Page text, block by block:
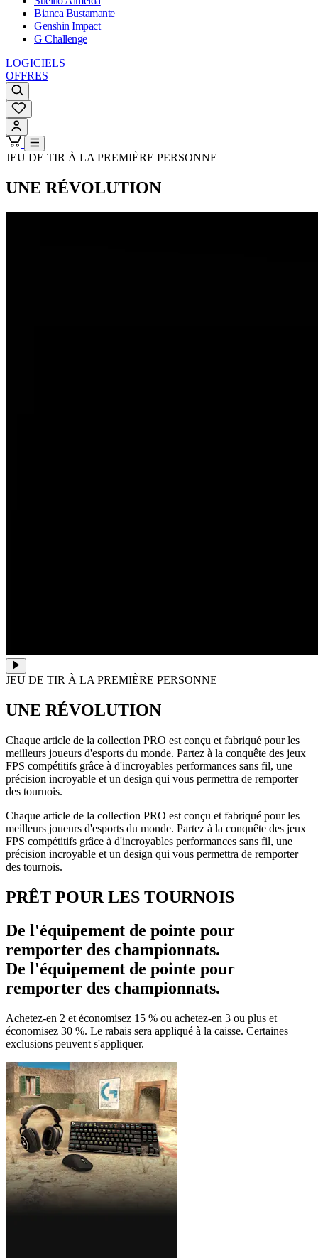
Bianca Bustamante
Genshin Impact
G Challenge
LOGICIELS
OFFRES
JEU DE TIR À LA PREMIÈRE PERSONNE
UNE RÉVOLUTION
JEU DE TIR À LA PREMIÈRE PERSONNE
UNE RÉVOLUTION
Chaque article de la collection PRO est conçu et fabriqué pour les
meilleurs joueurs d'esports du monde. Partez à la conquête des jeux
FPS compétitifs grâce à d'incroyables performances sans fil, une
précision incroyable et un design qui vous permettra de remporter
des tournois.
Chaque article de la collection PRO est conçu et fabriqué pour les
meilleurs joueurs d'esports du monde. Partez à la conquête des jeux
FPS compétitifs grâce à d'incroyables performances sans fil, une
précision incroyable et un design qui vous permettra de remporter
des tournois.
PRÊT POUR LES TOURNOIS
De l'équipement de pointe pour
remporter des championnats.
De l'équipement de pointe pour
remporter des championnats.
Achetez-en 2 et économisez 15 % ou achetez-en 3 ou plus et
économisez 30 %. Le rabais sera appliqué à la caisse. Certaines
exclusions peuvent s'appliquer.